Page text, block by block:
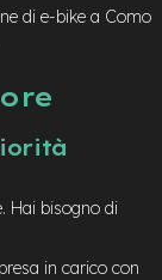
di e-bike a Como
Hai bisogno di
in carico con